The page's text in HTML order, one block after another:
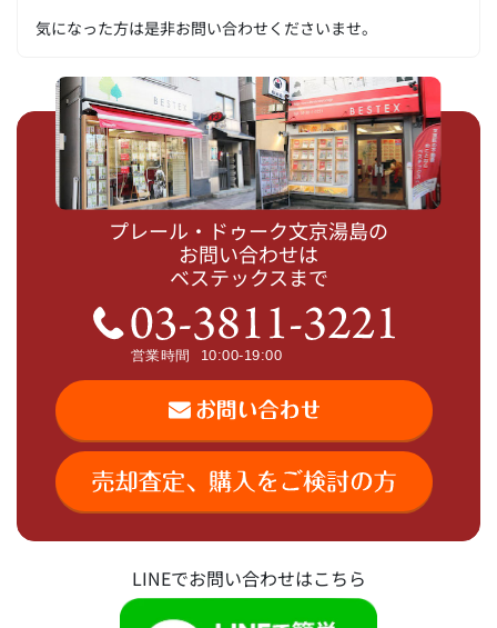
気になった方は是非お問い合わせくださいませ。
プレール・ドゥーク文京湯島の
お問い合わせは
ベステックスまで
LINEでお問い合わせはこちら